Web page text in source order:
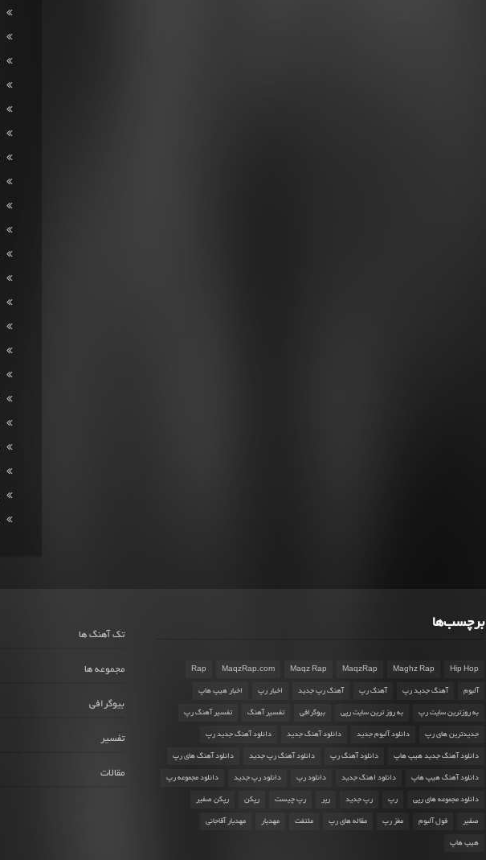
برچسب‌ها
Hip Hop
Maghz Rap
MaqzRap
Maqz Rap
MaqzRap.com
Rap
آلبوم آهنگ جدید رپ آهنگ رپ آهنگ رپ جدید اخبار رپ اخبار هیپ هاپ
به روزترین سایت رپ به روز ترین سایت رپی بیوگرافی تفسیر آهنگ تفسیر آهنگ رپ
جدیدترین های رپ دانلود آلبوم جدید دانلود آهنگ جدید دانلود آهنگ جدید رپ
دانلود آهنگ جدید هیپ هاپ دانلود آهنگ رپ دانلود آهنگ رپ جدید دانلود آهنگ های رپ
دانلود آهنگ هیپ هاپ دانلود اهنگ جدید دانلود رپ دانلود رپ جدید دانلود مجموعه رپ
دانلود مجموعه های رپی رپ رپ جدید رپر رپ چیست رپکن رپکن صفیر
صفیر فول آلبوم مغز رپ مقاله های رپ ملتفت مهدیار مهدیار آقاجانی
هیپ هاپ
تک آهنگ ها
مجموعه ها
بیوگرافی
تفسیر
مقالات